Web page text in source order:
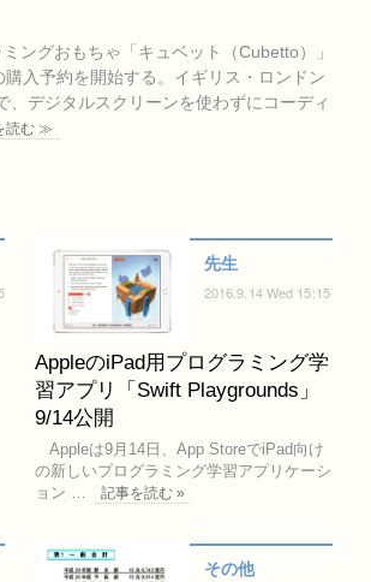
ングおもちゃ「キュベット（Cubetto）」
入予約を開始する。イギリス・ロンドン
、デジタルスクリーンを使わずにコーディ
読む ≫
先生
2016.9.14 Wed 15:15
AppleのiPad用プログラミング学
習アプリ「Swift Playgrounds」
9/14公開
Appleは9月14日、App StoreでiPad向け
の新しいプログラミング学習アプリケーシ
ョン …
記事を読む »
その他